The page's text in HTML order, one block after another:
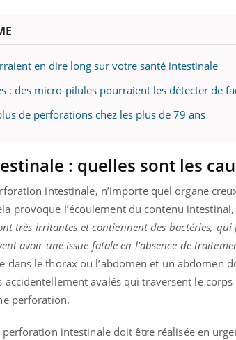
en dire long sur votre santé intestinale
: des micro-pilules pourraient les détecter de
de perforations chez les plus de 79 ans
: quelles sont les
intestinale, n’importe quel organe
provoque l’écoulement du contenu
très irritantes et contiennent des bactéries,
avoir une issue fatale en l’absence de
dans le thorax ou l’abdomen et un abdomen
accidentellement avalés qui traversent le
perforation.
perforation intestinale doit être réalisée en
c'est
Carence en fer : comprendre pour
prévenirYoutube
même alopécie… Les symptômes de la
carence en fer sont multiples ce qui la